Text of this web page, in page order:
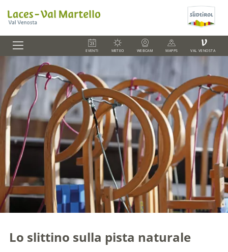
EVENTI METEO WEBCAM MAPPS
V
VAL VENOSTA
Lo slittino sulla pista naturale